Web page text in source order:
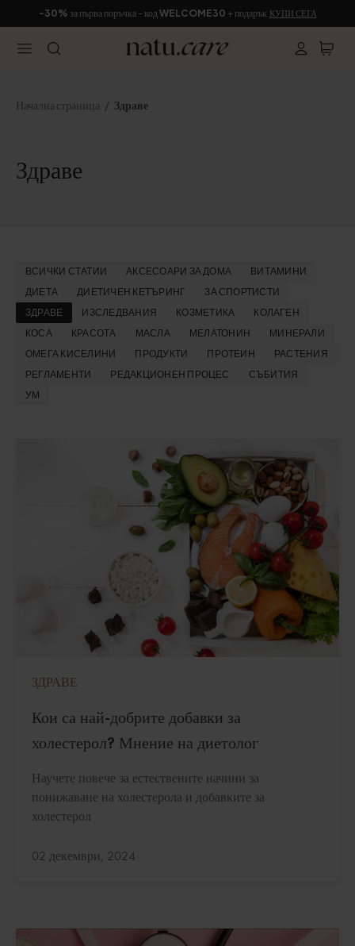
-30% за първа поръчка - код WELCOME30 + подарък КУПИ СЕГА
Начална страница Здраве
Здраве
ВСИЧКИ СТАТИИ АКСЕСОАРИ ЗА ДОМА
ВИТАМИНИ
ДИЕТА
ДИЕТИЧЕН КЕТЪРИНГ
ЗА СПОРТИСТИ
ЗДРАВЕ
ИЗСЛЕДВАНИЯ КОЗМЕТИКА
КОЛАГЕН
КОСА
КРАСОТА МАСЛА МЕЛАТОНИН
МИНЕРАЛИ
ОМЕГА КИСЕЛИНИ
ПРОДУКТИ ПРОТЕИН
РАСТЕНИЯ
РЕГЛАМЕНТИ
РЕДАКЦИОНЕН ПРОЦЕС
СЪБИТИЯ
УМ
ЗДРАВЕ
Кои са най-добрите добавки за
холестерол? Мнение на диетолог
Научете повече за естествените начини за
понижаване на холестерола и добавките за
холестерол
Актуализирано:
02 декември, 2024